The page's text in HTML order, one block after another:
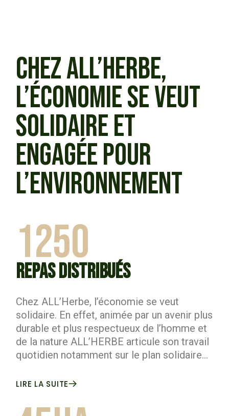
CHEZ ALL’HERBE,
L’ÉCONOMIE SE VEUT
SOLIDAIRE ET
ENGAGÉE POUR
L’ENVIRONNEMENT
1250
REPAS DISTRIBUÉS
Chez ALL’Herbe, l’économie se veut
solidaire. En effet, animée par un avenir plus
durable et plus respectueux de l’homme et
de la nature ALL’HERBE articule son travail
quotidien notamment sur le plan solidaire…
LIRE LA SUITE